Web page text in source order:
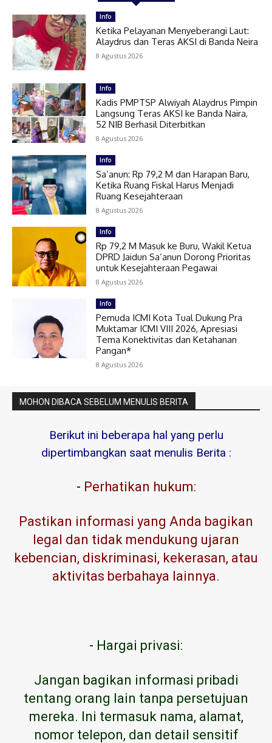
Info
Ketika Pelayanan Menyeberangi Laut:
Alaydrus dan Teras AKSI di Banda Neira
8 Agustus 2026
Info
Kadis PMPTSP Alwiyah Alaydrus Pimpin
Langsung Teras AKSI ke Banda Naira,
52 NIB Berhasil Diterbitkan
8 Agustus 2026
Info
Sa’anun: Rp 79,2 M dan Harapan Baru,
Ketika Ruang Fiskal Harus Menjadi
Ruang Kesejahteraan
8 Agustus 2026
Info
Rp 79,2 M Masuk ke Buru, Wakil Ketua
DPRD Jaidun Sa’anun Dorong Prioritas
untuk Kesejahteraan Pegawai
8 Agustus 2026
Info
Pemuda ICMI Kota Tual Dukung Pra
Muktamar ICMI VIII 2026, Apresiasi
Tema Konektivitas dan Ketahanan
Pangan*
8 Agustus 2026
MOHON DIBACA SEBELUM MENULIS BERITA
Berikut ini beberapa hal yang perlu
dipertimbangkan saat menulis Berita :
- Perhatikan hukum:
Pastikan informasi yang Anda bagikan
legal dan tidak mendukung ujaran
kebencian, diskriminasi, kekerasan, atau
aktivitas berbahaya lainnya.
- Hargai privasi:
Jangan bagikan informasi pribadi
tentang orang lain tanpa persetujuan
mereka. Ini termasuk nama, alamat,
nomor telepon, dan detail sensitif